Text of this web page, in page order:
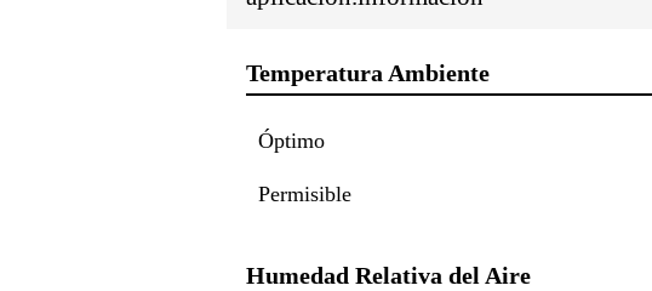
Temperatura Ambiente
Óptimo
Permisible
Humedad Relativa del Aire